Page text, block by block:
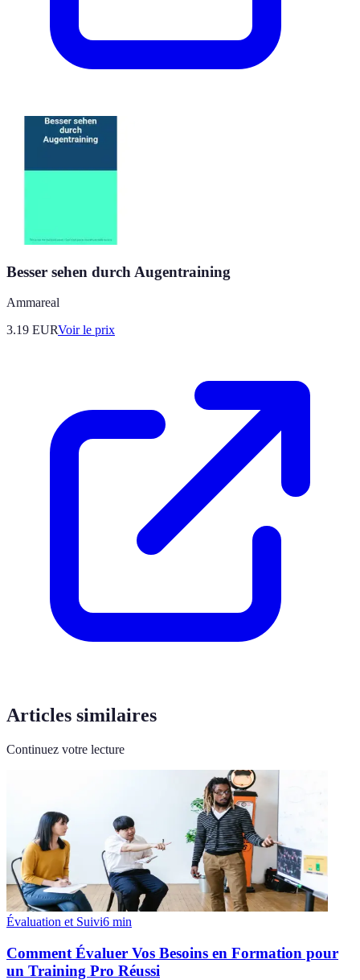
Besser sehen durch Augentraining
Ammareal
3.19 EURVoir le prix
Articles similaires
Continuez votre lecture
Évaluation et Suivi6 min
Comment Évaluer Vos Besoins en Formation pour
un Training Pro Réussi